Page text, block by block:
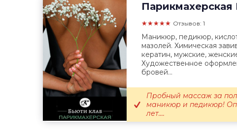
Парикмахерская
★★★★★ Отзывов: 1
Маникюр, педикюр,
мазолей. Химическая
кератин, мужские,
Художественное
бровей...
Пробный массаж за
маникюр и педикюр!
лет....